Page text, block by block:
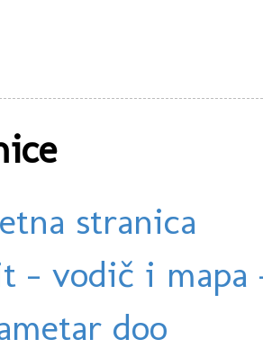
stranica
- vodič i
doo